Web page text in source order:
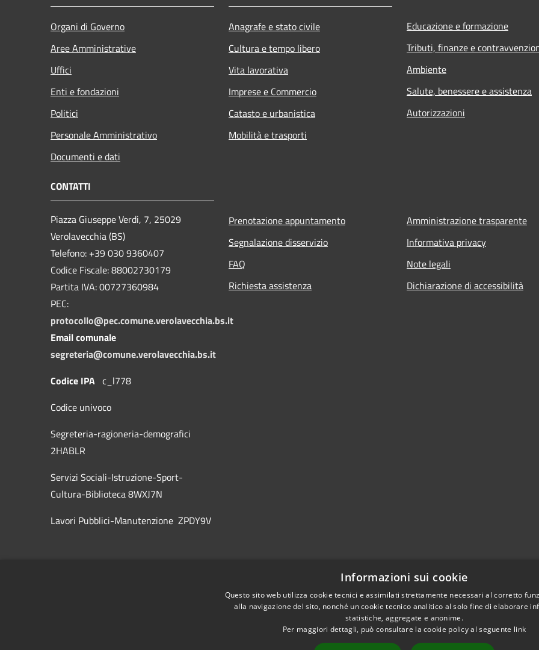
Organi di Governo
Aree Amministrative
Uffici
Enti e fondazioni
Politici
Personale Amministrativo
Documenti e dati
Anagrafe e stato civile
Cultura e tempo libero
Vita lavorativa
Imprese e Commercio
Catasto e urbanistica
Mobilità e trasporti
Educazione e formazione
Tributi, finanze e
Ambiente
Salute, benessere e assistenza
Autorizzazioni
CONTATTI
Piazza Giuseppe Verdi, 7, 25029
Verolavecchia (BS)
Telefono: +39 030 9360407
Codice Fiscale: 88002730179
Partita IVA: 00727360984
PEC:
protocollo@pec.comune.verolavecchia.bs.it
Email comunale
segreteria@comune.verolavecchia.bs.it
Codice IPA c_l778
Codice univoco
Segreteria-ragioneria-demografici
2HABLR
Servizi Sociali-Istruzione-Sport-
Cultura-Biblioteca 8WXJ7N
Lavori Pubblici-Manutenzione ZPDY9V
Prenotazione appuntamento
Segnalazione disservizio
FAQ
Richiesta assistenza
Amministrazione trasparente
Informativa privacy
Note legali
Dichiarazione di accessibilità
Informazioni sui cookie
Questo sito web utilizza cookie tecnici e assimilati strettamente necessari al corretto
alla navigazione del sito, nonché un cookie tecnico analitico al solo fine di elaborare
statistiche, aggregate e anonime.
Per maggiori dettagli, può consultare la cookie policy al seguente link